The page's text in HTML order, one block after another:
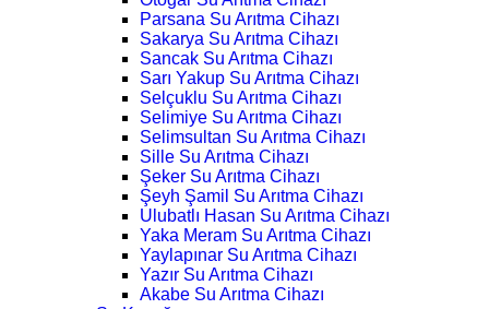
Parsana Su Arıtma Cihazı
Sakarya Su Arıtma Cihazı
Sancak Su Arıtma Cihazı
Sarı Yakup Su Arıtma Cihazı
Selçuklu Su Arıtma Cihazı
Selimiye Su Arıtma Cihazı
Selimsultan Su Arıtma Cihazı
Sille Su Arıtma Cihazı
Şeker Su Arıtma Cihazı
Şeyh Şamil Su Arıtma Cihazı
Ulubatlı Hasan Su Arıtma Cihazı
Yaka Meram Su Arıtma Cihazı
Yaylapınar Su Arıtma Cihazı
Yazır Su Arıtma Cihazı
Akabe Su Arıtma Cihazı